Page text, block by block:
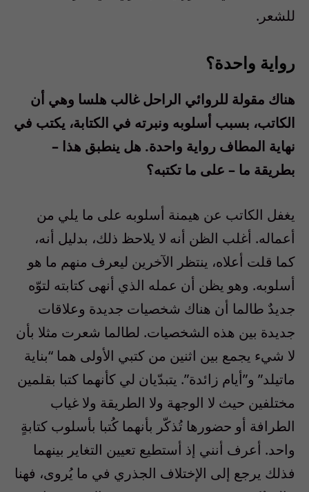
للشعر.
رواية واحدة؟
هناك مقولة للروائي الراحل غالب هلسا وهي أن
الكاتب، بسبب أسلوبه ونبرته في الكتابة، يكتب في
نهاية المطاف رواية واحدة. هل ينطبق هذا –
بطريقة ما – على ما تكتبه؟
يغفل الكاتب عن هيمنة أسلوبه على ما يلي من
أعماله. أغلب الظن أنه لا يلاحظ ذلك، بدليل أنه،
كما قلت أعلاه، ينتظر الآخرين ليعرف منهم ما هو
أسلوبه. وهو يظن أن عمله الذي أنهى كتابته لتوّه
جديدٌ طالما أن هناك شخصيات جديدة وعلاقات
جديدة بين هذه الشخصيات. لطالما شعرت مثلا بأن
لا شيء يجمع بين اثنين من كتبي الأولى هما “بناية
ماتيلد” و”أيام زائدة”. يتبدّيان لي كأنهما كتبا بقلمين
مختلفين حيث لا الوجهة ولا الطريقة ولا غياب
الطرافة أو حضورها تُذكّر بأنهما كُتبا بأسلوب كتابةٍ
واحد. أعرف أنني إذ أستطيع تعيين التغاير بينهما
فذلك يرجع إلى الإختلاف الجذري في ما يُروى، فهنا